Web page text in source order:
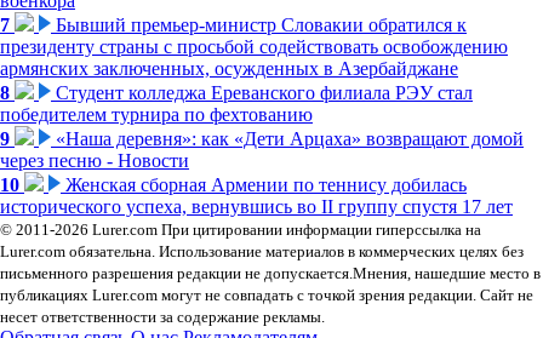
7
Бывший премьер-министр Словакии обратился к
президенту страны с просьбой содействовать освобождению
армянских заключенных, осужденных в Азербайджане
8
Студент колледжа Ереванского филиала РЭУ стал
победителем турнира по фехтованию
9
«Наша деревня»: как «Дети Арцаха» возвращают домой
через песню - Новости
10
Женская сборная Армении по теннису добилась
исторического успеха, вернувшись во II группу спустя 17 лет
© 2011-2026 Lurer.com При цитировании информации гиперссылка на
Lurer.com обязательна. Использование материалов в коммерческих целях без
письменного разрешения редакции не допускается.Мнения, нашедшие место в
публикациях Lurer.com могут не совпадать с точкой зрения редакции. Сайт не
несет ответственности за содержание рекламы.